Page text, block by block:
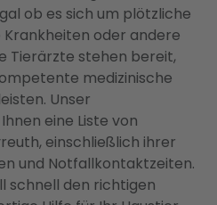
ob es sich um plötzliche
oder andere
Tierärzte stehen bereit,
medizinische
Unser
eine Liste von
einschließlich ihrer
und Notfallkontaktzeiten.
schnell den richtigen